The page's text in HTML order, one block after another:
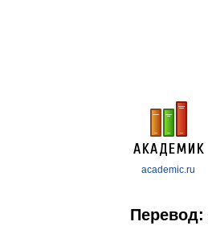
academic.ru
Перевод: